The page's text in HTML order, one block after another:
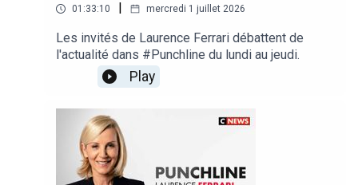
01:33:10 mercredi 1 juillet 2026
Les invités de Laurence Ferrari débattent de
l'actualité dans #Punchline du lundi au jeudi.
Play